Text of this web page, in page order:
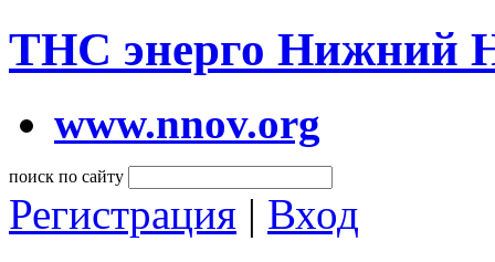
ТНС энерго Нижний
www.nnov.org
поиск по сайту
Регистрация | Вход